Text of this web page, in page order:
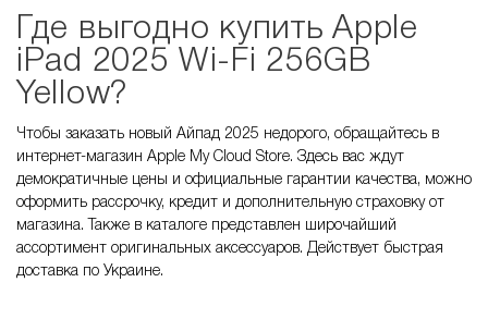
Где выгодно купить Apple
iPad 2025 Wi-Fi 256GB
Yellow?
Чтобы заказать новый Айпад 2025 недорого, обращайтесь в
интернет-магазин Apple My Cloud Store. Здесь вас ждут
демократичные цены и официальные гарантии качества, можно
оформить рассрочку, кредит и дополнительную страховку от
магазина. Также в каталоге представлен широчайший
ассортимент оригинальных аксессуаров. Действует быстрая
доставка по Украине.